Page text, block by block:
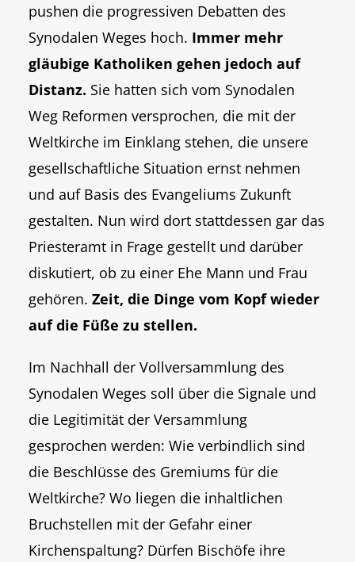
pushen die progressiven Debatten des
Synodalen Weges hoch. Immer mehr
gläubige Katholiken gehen jedoch auf
Distanz. Sie hatten sich vom Synodalen
Weg Reformen versprochen, die mit der
Weltkirche im Einklang stehen, die unsere
gesellschaftliche Situation ernst nehmen
und auf Basis des Evangeliums Zukunft
gestalten. Nun wird dort stattdessen gar das
Priesteramt in Frage gestellt und darüber
diskutiert, ob zu einer Ehe Mann und Frau
gehören.Zeit, die Dinge vom Kopf wieder
auf die Füße zu stellen.
Im Nachhall der Vollversammlung des
Synodalen Weges soll über die Signale und
die Legitimität der Versammlung
gesprochen werden: Wie verbindlich sind
die Beschlüsse des Gremiums für die
Weltkirche? Wo liegen die inhaltlichen
Bruchstellen mit der Gefahr einer
Kirchenspaltung? Dürfen Bischöfe ihre